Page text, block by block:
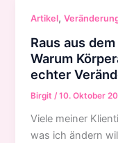
Artikel,
Raus aus
Warum
echter
Birgit /10. Oktober
Viele meiner
was ich ändern